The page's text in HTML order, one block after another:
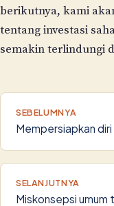
berikutnya, kami
tentang investasi
semakin terlindungi
SEBELUMNYA
Mempersiapkan
SELANJUTNYA
Miskonsepsi umum